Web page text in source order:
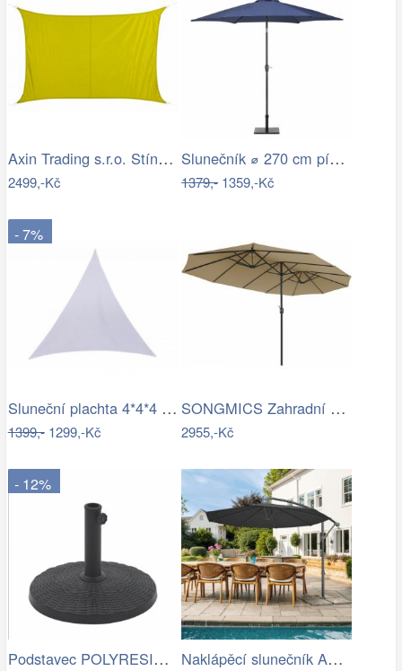
Axin Trading s.r.o. Stínící plachta…
2499,-Kč
Slunečník ⌀ 270 cm pískově béžový VARESE
1379,-1359,-Kč
- 7%
Sluneční plachta 4*4*4 m bílá
1399,-1299,-Kč
SONGMICS Zahradní slunečník Lyre šedý
2955,-Kč
- 12%
Podstavec POLYRESIN 10kg ROJAPLAST Naklápěcí slunečník ASL-E1116 Autronic